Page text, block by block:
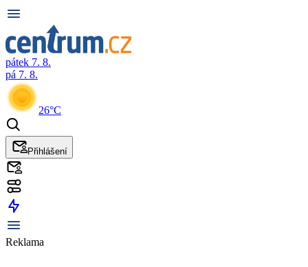
pátek 7. 8.
pá 7. 8.
26°C
Přihlášení
Reklama